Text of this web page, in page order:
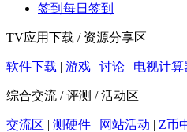
签到 每日签到
TV应用下载 / 资源分享区
软件下载 | 游戏 | 讨论 | 电视计算
综合交流 / 评测 / 活动区
交流区 | 测硬件 | 网站活动 | Z币